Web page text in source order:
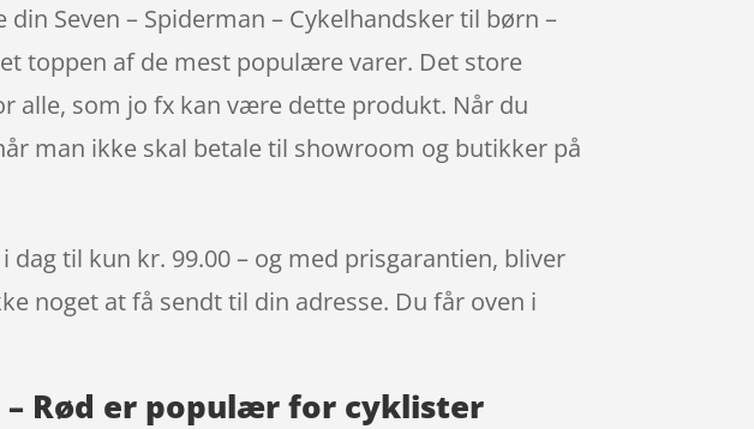
Seven – Spiderman – Cykelhandsker til børn –
toppen af de mest populære varer. Det store
alle, som jo fx kan være dette produkt. Når du
man ikke skal betale til showroom og butikker på
dag til kun kr. 99.00 – og med prisgarantien, bliver
noget at få sendt til din adresse. Du får oven i
– Rød er populær for cyklister